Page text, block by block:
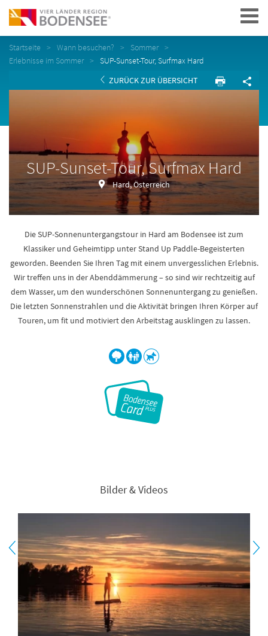
Navigation
Startseite Wann besuchen?
Sommer
Erlebnisse im Sommer
SUP-Sunset-Tour, Surfmax Hard
ZURÜCK ZUR ÜBERSICHT
SUP-Sunset-Tour, Surfmax Hard
Hard, Österreich
Die SUP-Sonnenuntergangstour in Hard am Bodensee ist zum
Klassiker und Geheimtipp unter Stand Up Paddle-Begeisterten
geworden. Beenden Sie Ihren Tag mit einem unvergesslichen Erlebnis.
Wir treffen uns in der Abenddämmerung – so sind wir rechtzeitig auf
dem Wasser, um den wunderschönen Sonnenuntergang zu genießen.
Die letzten Sonnenstrahlen und die Aktivität bringen Ihren Körper auf
Touren, um fit und motiviert den Arbeitstag ausklingen zu lassen.
Bilder & Videos